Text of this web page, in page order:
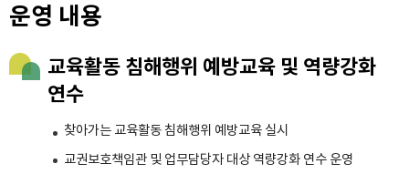
운영 내용
교육활동 침해행위 예방교육 및 역량강화
연수
찾아가는 교육활동 침해행위 예방교육 실시
교권보호책임관 및 업무담당자 대상 역량강화 연수 운영